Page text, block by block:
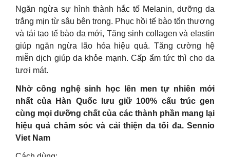
Ngăn ngừa sự hình thành hắc tố Melanin, dưỡng da
trắng mịn từ sâu bên trong. Phục hồi tế bào tổn thương
và tái tạo tế bào da mới, Tăng sinh collagen và elastin
giúp ngăn ngừa lão hóa hiệu quả. Tăng cường hệ
miễn dịch giúp da khỏe mạnh. Cấp ẩm tức thì cho da
tươi mát.
Nhờ công nghệ sinh học lên men tự nhiên mới
nhất của Hàn Quốc lưu giữ 100% cấu trúc gen
cùng mọi dưỡng chất của các thành phần mang lại
hiệu quả chăm sóc và cải thiện da tối đa. Sennio
Viet Nam